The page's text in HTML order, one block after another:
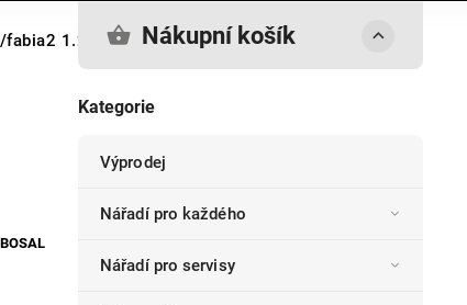
fabia2 1.2 ZADNÍ DÍL 44kwNákupní košík
Kategorie
Výprodej
Nářadí pro každého
Nářadí pro servisy
BOSAL